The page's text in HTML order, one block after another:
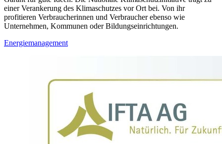
einer Verankerung des Klimaschutzes vor Ort bei. Von ihr
profitieren Verbraucherinnen und Verbraucher ebenso wie
Unternehmen, Kommunen oder Bildungseinrichtungen.
Energiemanagement